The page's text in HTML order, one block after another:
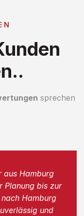
sprechen
aus Hamburg
Planung bis zur
Hamburg
und